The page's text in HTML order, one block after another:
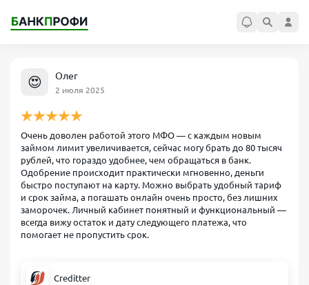
😍 Олег
2 июля 2025
Очень доволен работой этого МФО — с каждым новым
займом лимит увеличивается, сейчас могу брать до 80 тысяч
рублей, что гораздо удобнее, чем обращаться в банк.
Одобрение происходит практически мгновенно, деньги
быстро поступают на карту. Можно выбрать удобный тариф
и срок займа, а погашать онлайн очень просто, без лишних
заморочек. Личный кабинет понятный и функциональный —
всегда вижу остаток и дату следующего платежа, что
помогает не пропустить срок.
Creditter